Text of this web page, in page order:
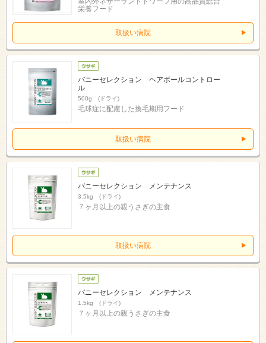
栄養フード
取扱い病院
バニーセレクション ヘアボールコントロー
ル
500g (ドライ)
毛球症に配慮した換毛期用フード
取扱い病院
バニーセレクション メンテナンス
3.5kg (ドライ)
７ヶ月以上の親うさぎの主食
取扱い病院
バニーセレクション メンテナンス
1.5kg (ドライ)
７ヶ月以上の親うさぎの主食